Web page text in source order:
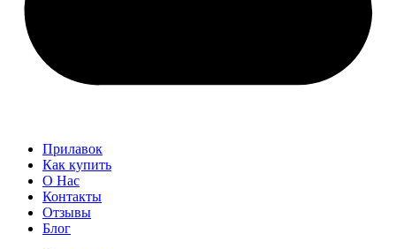
Прилавок
Как купить
О Нас
Контакты
Отзывы
Блог